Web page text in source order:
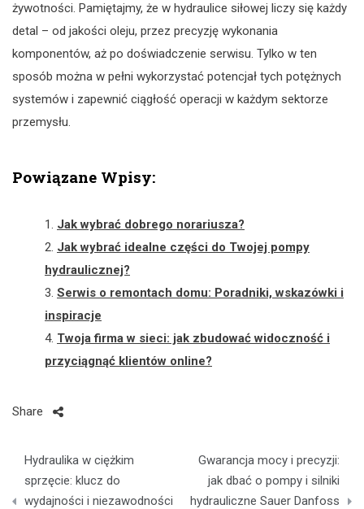
żywotności. Pamiętajmy, że w hydraulice siłowej liczy się każdy
detal – od jakości oleju, przez precyzję wykonania
komponentów, aż po doświadczenie serwisu. Tylko w ten
sposób można w pełni wykorzystać potencjał tych potężnych
systemów i zapewnić ciągłość operacji w każdym sektorze
przemysłu.
Powiązane Wpisy:
Jak wybrać dobrego norariusza?
Jak wybrać idealne części do Twojej pompy
hydraulicznej?
Serwis o remontach domu: Poradniki, wskazówki i
inspiracje
Twoja firma w sieci: jak zbudować widoczność i
przyciągnąć klientów online?
Share
Nawigacja
wpisu
Hydraulika w ciężkim
sprzęcie: klucz do
wydajności i niezawodności
Gwarancja mocy i precyzji:
jak dbać o pompy i silniki
hydrauliczne Sauer Danfoss